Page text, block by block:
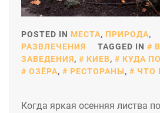
POSTED IN МЕСТА, ПРИРОДА,
РАЗВЛЕЧЕНИЯ
TAGGED IN
ЗАВЕДЕНИЯ, КИЕВ, КУДА
ОЗЁРА, РЕСТОРАНЫ, ЧТО
Когда яркая осенняя листва